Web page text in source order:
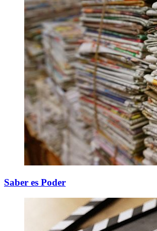
Saber es Poder